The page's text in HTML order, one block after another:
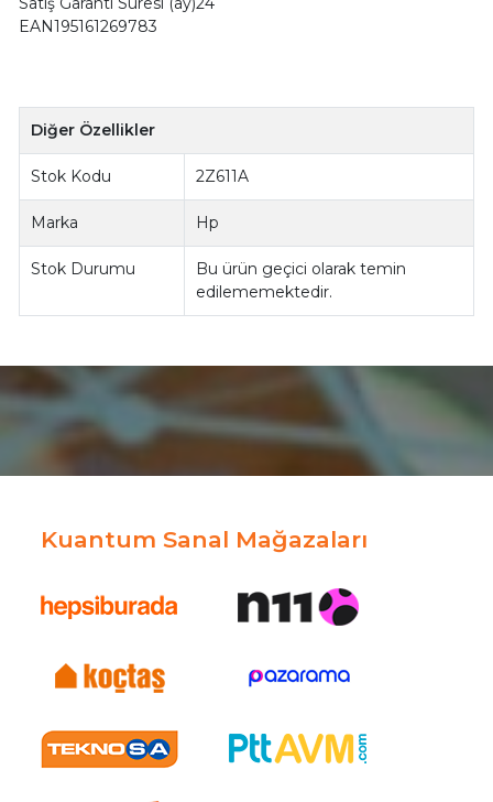
EAN195161269783
Diğer Özellikler
Stok Kodu 2Z611A
Marka Hp
Stok Durumu
Bu ürün geçici olarak temin
edilememektedir.
Kuantum Sanal Mağazaları